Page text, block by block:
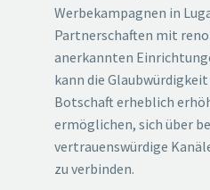
Werbekampagnen in
Partnerschaften mit
anerkannten
kann die
Botschaft erheblich
ermöglichen, sich über
vertrauenswürdige
zu verbinden.